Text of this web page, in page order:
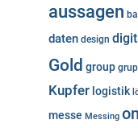
aussagen
daten design
Gold group
Kupfer logistik
messe Messing